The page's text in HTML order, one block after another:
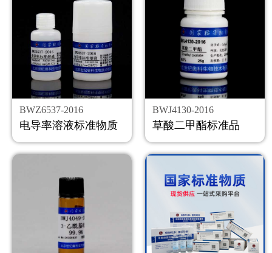
BWZ6537-2016
电导率溶液标准物质
BWJ4130-2016
草酸二甲酯标准品
公司主页
购物车
会员中心
联系我们
返回主页